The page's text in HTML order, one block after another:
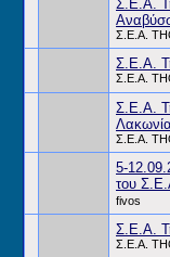
Σ.Ε.Α.
Σ.Ε.Α.
Σ.Ε.Α.
Σ.Ε.Α.
Σ.Ε.Α.
Σ.Ε.Α.
5-
του
fivos
Σ.Ε.Α.
Σ.Ε.Α.